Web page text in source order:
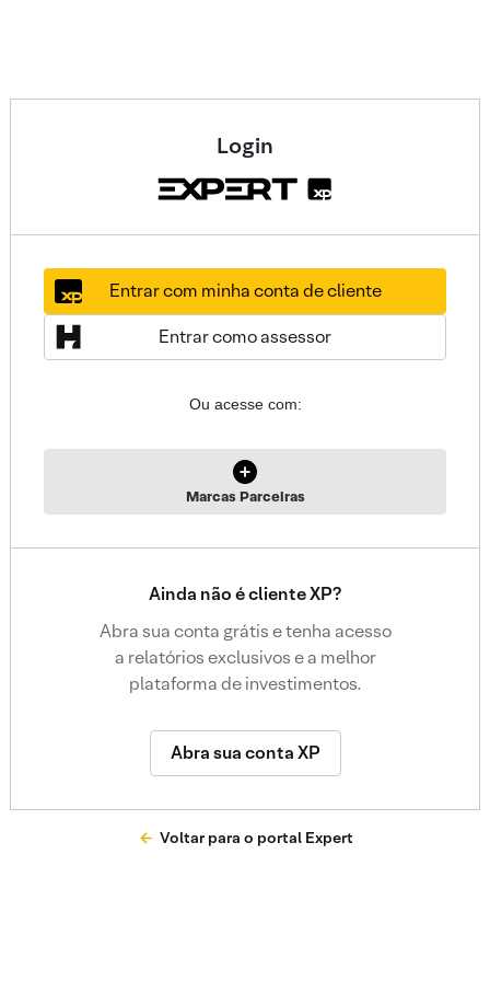
Login
Entrar com minha conta de cliente
Entrar como assessor
Ou acesse com:
Marcas Parceiras
Ainda não é cliente XP?
Abra sua conta grátis e tenha acesso
a relatórios exclusivos e a melhor
plataforma de investimentos.
Abra sua conta XP
Voltar para o portal Expert